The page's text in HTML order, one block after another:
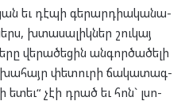
եւ դէ­պի գե­րա­րդ­ի­ա­կա­նա­
խտա­սա­լիկ­ներ շու­կայ
վե­րա­ծե­ցին ան­գոր­ծա­ծե­լի
փե­տու­րի ճա­կա­տագ­
չէի դրած եւ հոն` լսո­